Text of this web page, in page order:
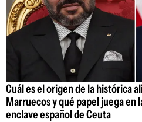
Cuál es el origen de la histórica
Marruecos y qué papel juega en
enclave español de Ceuta